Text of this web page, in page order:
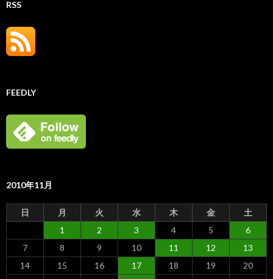
RSS
FEEDLY
2010年11月
日 月 火 水 木 金 土
1 2 3 4 5
6
7
8 9 10 11 12
13
14
15 16 17 18 19
20